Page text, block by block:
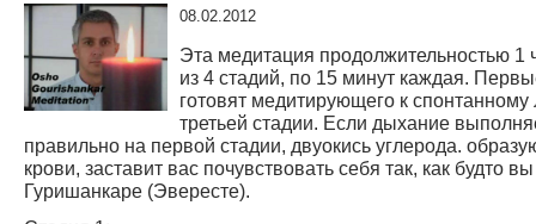
08.02.2012
Эта медитация продолжительностью 1
из 4 стадий, по 15 минут каждая.
готовят медитирующего к спонтанному
третьей стадии. Если дыхание
правильно на первой стадии, двуокись углерода.
крови, заставит вас почувствовать себя так, как будто
Гуришанкаре (Эвересте).